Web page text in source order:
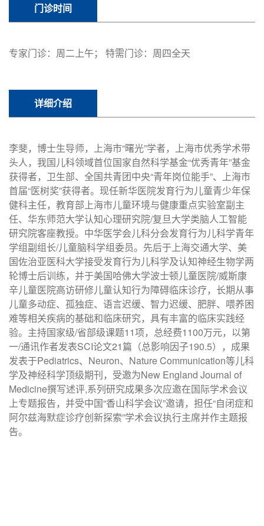
门诊时间
专家门诊：周二上午； 特需门诊：周四全天
详细介绍
李斐，博士生导师，上海市“曙光”学者，上海市优秀学术带
头人，我国儿科领域首位国家自然科学基金“优秀青年”基金
获得者，卫生部、全国共青团中央“青年岗位能手”、上海市
首届“医树奖”获得者。现任新华医院发育行为儿童青少年保
健科主任，教育部上海市儿童环境与健康重点实验室副主
任、华东师范大学认知心理研究院/复旦大学类脑人工智能
研究院客座教授。中华医学会儿科分会发育行为儿科学青年
学组副组长/儿童脑科学组委员。先后于上海交通大学、美
国佐治亚医科大学接受发育行为儿科学及认知神经生物学两
轮博士后训练，并于美国哈佛大学波士顿儿童医院/威斯康
辛儿童医院高访研修儿童认知行为障碍临床诊疗，长期从事
儿童多动症、孤独症、语言迟缓、智力迟缓、肥胖、喂养困
难等相关疾病的基础和临床研究，具有丰富的临床实践经
验。主持国家级/省部级课题11项，总经费1100万元，以第
一/通讯作者发表SCI论文21篇（总影响因子190.5），成果
发表于Pediatrics、Neuron、Nature Communication等儿科
学及神经科学顶级期刊，受邀为New England Journal of
Medicine撰写述评,系列研究成果多次应邀在国际学术会议
上专题报告，并受中国“香山科学会议”邀请，担任“自闭症和
阿尔兹海默症诊疗创新探索”学术会议执行主席并作主题报
告。